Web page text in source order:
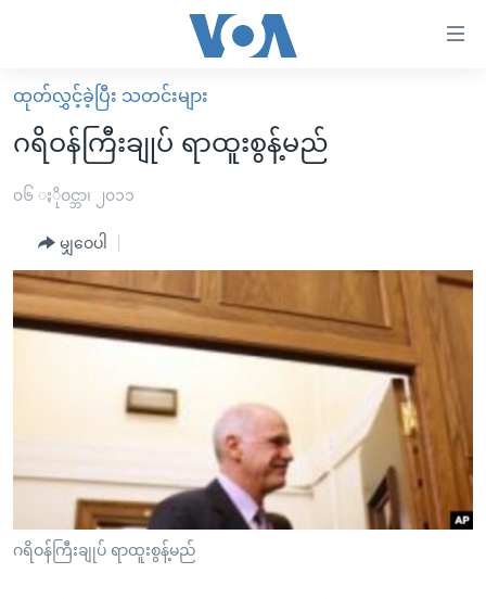
လွယ်ကူ
စေ
များ
ပင်မ
အကြောင်းအရာ
စာမျက်နှာ
မူလစာမျက်နှာ
မြန်မာ
ကမ္ဘာ့သတင်းများ
နိုင်ငံတကာ
အမေရိကန်
တရုတ်
အစ္စရေး-ပါလက်စတိုင်း
သတင်းလွတ်လပ်ခွင့်
ရပ်ဝန်းတခု လမ်းတခု အလွန်
အင်္ဂလိပ်စာလေ့လာမယ်
အမေရိကန်သုံးအီဒီယံ
မကြေးမုံရဲ့ အင်္ဂလိပ်စာ
သုတပဒေသာ အင်္ဂလိပ်စာ
အပတ်စဉ်ကဏ္ဍများ
ရေဒီယိုနှင့်ရုပ်သံ အချက်အလက်များ
Learning English
ထုတ်လွှင့်ခဲ့ပြီး သတင်းများ
ဂရိဝန်ကြီးချုပ် ရာထူးစွန့်မည်
၀၆ ႏိုဝင္ဘာ၊ ၂၀၁၁
မျှဝေပါ
ဂရိဝန်ကြီးချုပ် ရာထူးစွန့်မည်